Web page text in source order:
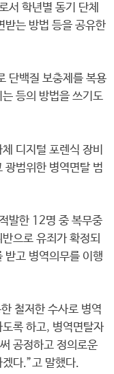
서 학년별 동기 단체
받는 방법 등을 공유한
단백질 보충제를 복용
등의 방법을 쓰기도
디지털 포렌식 장비
광범위한 병역면탈 범
발한 12명 중 복무중
으로 유죄가 확정되
받고 병역의무를 이행
철저한 수사로 병역
록 하고, 병역면탈자
공정하고 정의로운
다.”고 말했다.